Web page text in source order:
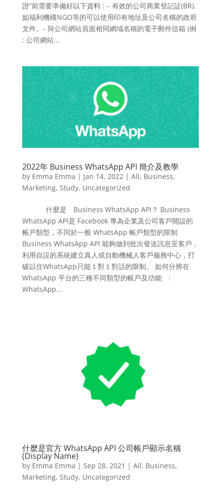
證”前需要準備好以下資料 : – 有效的公司商業登記証(BR),
如福利機構NGO等的可以使用印有地址及公司名稱的政府
文件。- 與公司網站頁面相同網域名稱的電子郵件信箱 (例
: 公司網站...
2022年 Business WhatsApp API 簡介及教學
by Emma Emma | Jan 14, 2022| All, Business,
Marketing, Study, Uncategorized
什麼是 Business WhatsApp API？ Business
WhatsApp API是 Facebook 專為企業及公司客戶開設的
帳戶類型，不同於一般 WhatsApp 帳戶類型的限制
Business WhatsApp API 能夠做到批次發送訊息至客戶，
利用自設的系統建立真人或自動機械人客戶服務中心，打
破以住WhatsApp只能１對１對話的限制。 如何分辨在
WhatsApp 平台的三種不同類型的帳戶及功能 :
WhatsApp...
什麼是官方 WhatsApp API 公司帳戶顯示名稱
(Display Name)
by Emma Emma | Sep 28, 2021 | All, Business,
Marketing, Study, Uncategorized